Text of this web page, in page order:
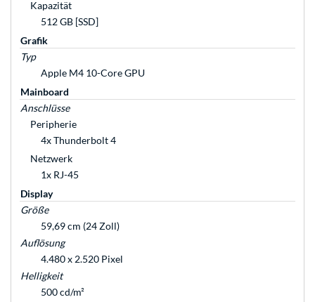
Kapazität
512 GB [SSD]
Grafik
Typ
Apple M4 10-Core GPU
Mainboard
Anschlüsse
Peripherie
4x Thunderbolt 4
Netzwerk
1x RJ-45
Display
Größe
59,69 cm (24 Zoll)
Auflösung
4.480 x 2.520 Pixel
Helligkeit
500 cd/m²